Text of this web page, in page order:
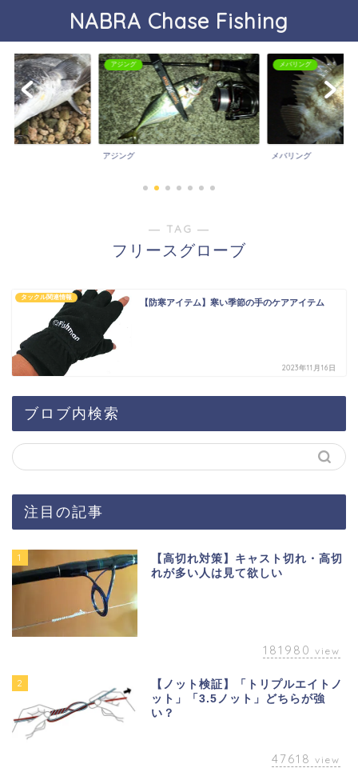
NABRA Chase Fishing
アジング
アジング
メバリング
メバリング
― TAG ―
フリースグローブ
タックル関連情報
【防寒アイテム】寒い季節の手のケアアイテム
2023年11月16日
ブロブ内検索
注目の記事
1
【高切れ対策】キャスト切れ・高切
れが多い人は見て欲しい
181980 view
2
【ノット検証】「トリプルエイトノ
ット」「3.5ノット」どちらが強
い？
47618 view